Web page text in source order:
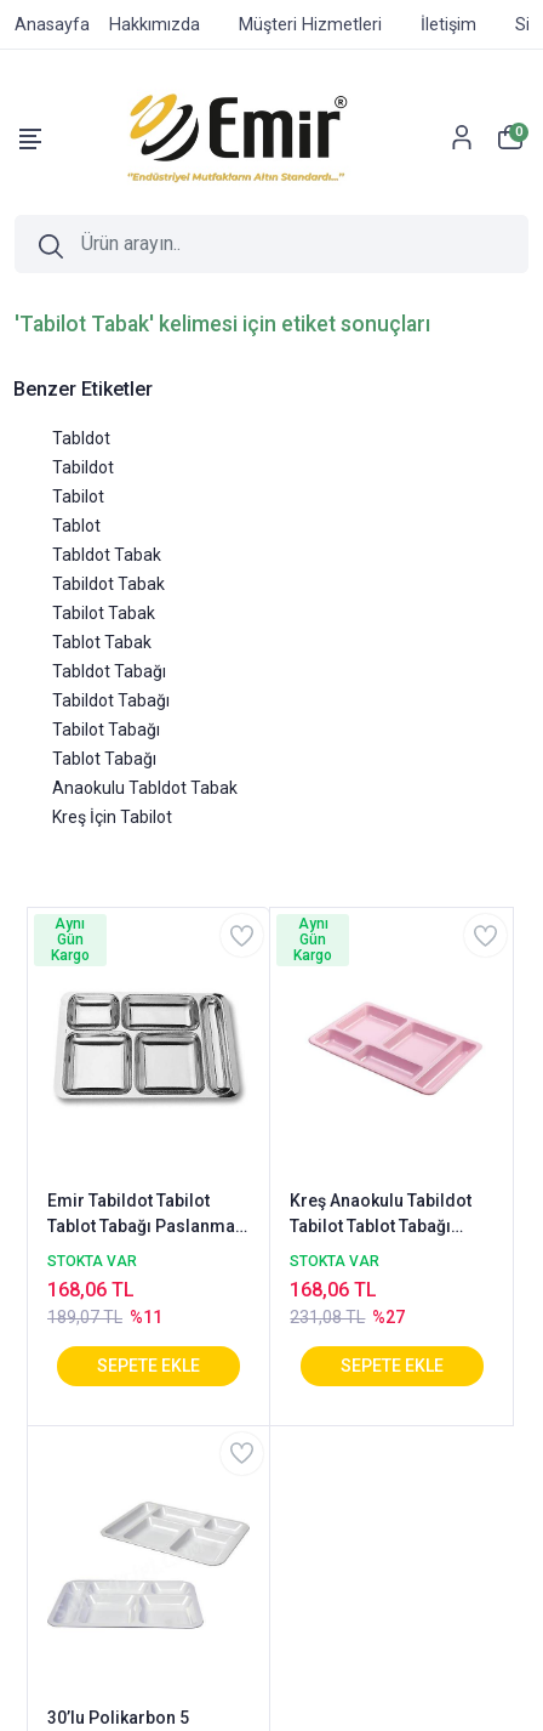
Anasayfa Hakkımızda Müşteri Hizmetleri İletişim
0
'Tabilot Tabak' kelimesi için etiket sonuçları
Benzer Etiketler
Tabldot
Tabildot
Tabilot
Tablot
Tabldot Tabak
Tabildot Tabak
Tabilot Tabak
Tablot Tabak
Tabldot Tabağı
Tabildot Tabağı
Tabilot Tabağı
Tablot Tabağı
Anaokulu Tabldot Tabak
Kreş İçin Tabilot
Emir Tabildot Tabilot
Tablot Tabağı Paslanmaz
430 Kalite
STOKTA VAR
189,07 TL %11
168,06 TL
Aynı
Gün
Kargo
Kreş Anaokulu Tabildot
Tabilot Tablot Tabağı
Policarbon Belgeli Onaylı
STOKTA VAR
231,08 TL %27
168,06 TL
Aynı
Gün
Kargo
30’lu Polikarbon 5